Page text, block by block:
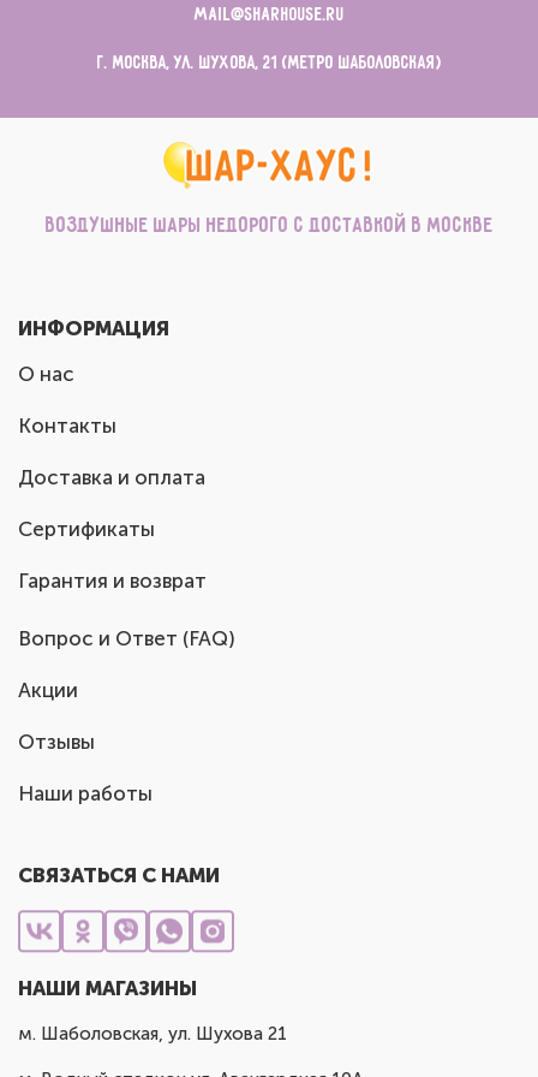
mail@sharhouse.ru
г. Москва, ул. Шухова, 21 (метро Шаболовская)
Воздушные шары недорого с доставкой в Москве
ИНФОРМАЦИЯ
О нас
Контакты
Доставка и оплата
Сертификаты
Гарантия и возврат
Вопрос и Ответ (FAQ)
Акции
Отзывы
Наши работы
СВЯЗАТЬСЯ С НАМИ
НАШИ МАГАЗИНЫ
м. Шаболовская, ул. Шухова 21